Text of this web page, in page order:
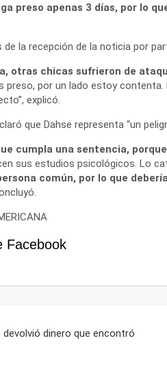
preso apenas 3 días, por lo
la recepción de la noticia por
otras chicas sufrieron de
por un lado estoy contenta.
explicó.
que Dahse representa “un
cumpla una sentencia,
sus estudios psicológicos. Lo
común, por lo que
Facebook
dinero que encontró